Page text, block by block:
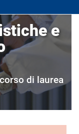
e
di laurea